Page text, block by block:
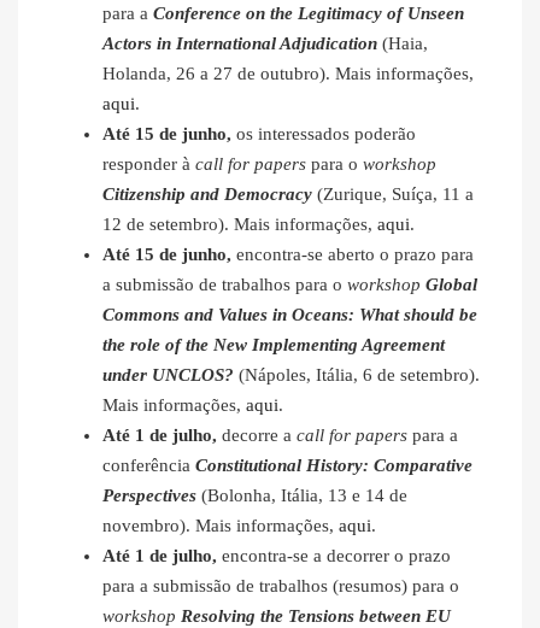
para a Conference on the Legitimacy of Unseen
Actors in International Adjudication (Haia,
Holanda, 26 a 27 de outubro). Mais informações,
aqui.
Até 15 de junho, os interessados poderão
responder à call for papers para o workshop
Citizenship and Democracy (Zurique, Suíça, 11 a
12 de setembro). Mais informações, aqui.
Até 15 de junho, encontra-se aberto o prazo para
a submissão de trabalhos para o workshop Global
Commons and Values in Oceans: What should be
the role of the New Implementing Agreement
under UNCLOS? (Nápoles, Itália, 6 de setembro).
Mais informações, aqui.
Até 1 de julho, decorre a call for papers para a
conferência Constitutional History: Comparative
Perspectives (Bolonha, Itália, 13 e 14 de
novembro). Mais informações, aqui.
Até 1 de julho, encontra-se a decorrer o prazo
para a submissão de trabalhos (resumos) para o
workshop Resolving the Tensions between EU